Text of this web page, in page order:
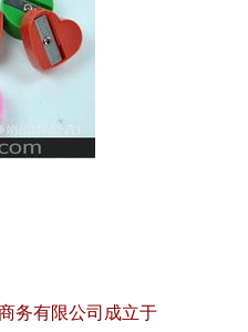
务有限公司成立于